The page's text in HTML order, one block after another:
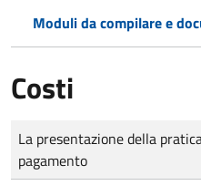
Moduli da compilare e
Costi
Tipo di pagamento
Importo
La presentazione della
pagamento